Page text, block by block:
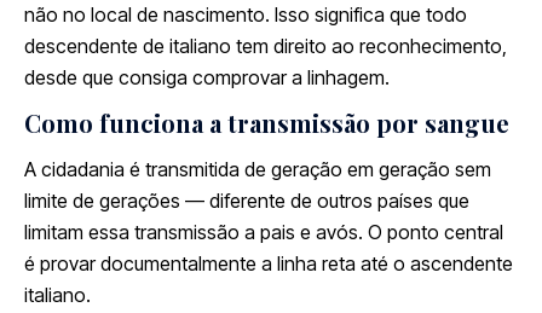
não no local de nascimento. Isso significa que todo
descendente de italiano tem direito ao reconhecimento,
desde que consiga comprovar a linhagem.
Como funciona a transmissão por sangue
A cidadania é transmitida de geração em geração sem
limite de gerações — diferente de outros países que
limitam essa transmissão a pais e avós. O ponto central
é provar documentalmente a linha reta até o ascendente
italiano.